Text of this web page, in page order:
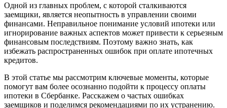
Одной из главных проблем, с которой сталкиваются
заемщики, является неопытность в управлении своими
финансами. Неправильное понимание условий ипотеки или
игнорирование важных аспектов может привести к серьезным
финансовым последствиям. Поэтому важно знать, как
избежать распространенных ошибок при оплате ипотечных
кредитов.
В этой статье мы рассмотрим ключевые моменты, которые
помогут вам более осознанно подойти к процессу оплаты
ипотеки в Сбербанке. Расскажем о частых ошибках
заемщиков и поделимся рекомендациями по их устранению.